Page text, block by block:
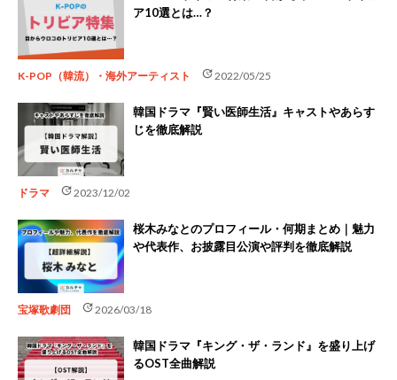
ア10選とは…？
K-POP（韓流）・海外アーティスト update2022/05/25
韓国ドラマ『賢い医師生活』キャストやあらす
じを徹底解説
ドラマ update2023/12/02
桜木みなとのプロフィール・何期まとめ｜魅力
や代表作、お披露目公演や評判を徹底解説
宝塚歌劇団 update2026/03/18
韓国ドラマ『キング・ザ・ランド』を盛り上げ
るOST全曲解説